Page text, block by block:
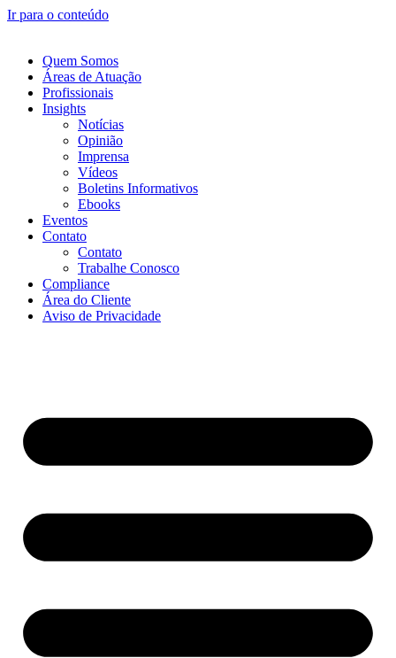
Ir para o conteúdo
Quem Somos
Áreas de Atuação
Profissionais
Insights
Notícias
Opinião
Imprensa
Vídeos
Boletins Informativos
Ebooks
Eventos
Contato
Contato
Trabalhe Conosco
Compliance
Área do Cliente
Aviso de Privacidade